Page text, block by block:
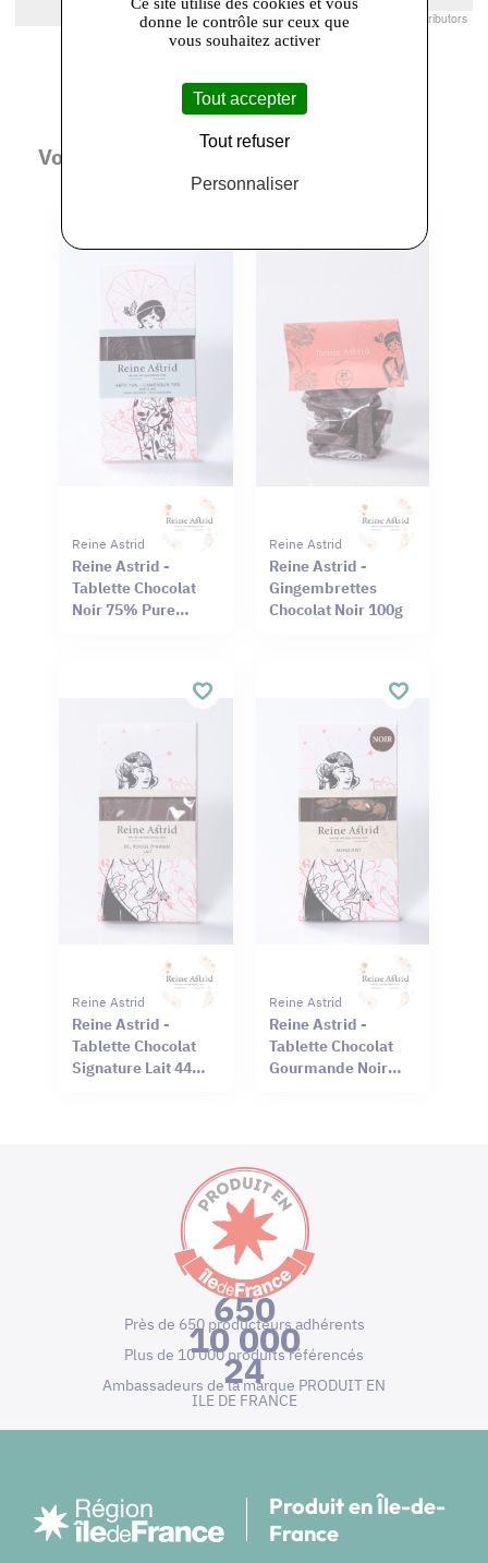
Leaflet |© Openstreetmap France | © OpenStreetMap contributors
Vous aimerez aussi
Reine Astrid
Reine Astrid -
Tablette Chocolat
Noir 75% Pure
Reine Astrid
Reine Astrid -
Gingembrettes
Chocolat Noir 100g
Reine Astrid
Reine Astrid -
Tablette Chocolat
Signature Lait 44%
Reine Astrid
Reine Astrid -
Tablette Chocolat
Gourmande Noir
650
Près de 650 producteurs adhérents
10 000
Plus de 10 000 produits référencés
24
Ambassadeurs de la marque PRODUIT EN
ILE DE FRANCE
Produit en Île-de-
France
donne le contrôle sur ceux que
vous souhaitez activer
Tout accepter
Tout refuser
Personnaliser